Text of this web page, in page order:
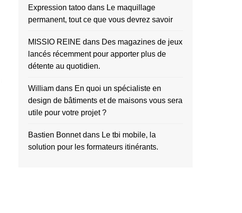
Expression tatoo dans Le maquillage
permanent, tout ce que vous devrez savoir
MISSIO REINE dans Des magazines de jeux
lancés récemment pour apporter plus de
détente au quotidien.
William dans En quoi un spécialiste en
design de bâtiments et de maisons vous sera
utile pour votre projet ?
Bastien Bonnetdans Le tbi mobile, la
solution pour les formateurs itinérants.